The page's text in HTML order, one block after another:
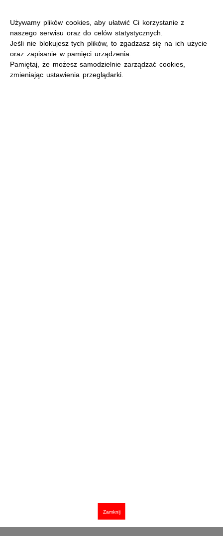
Zamknij
Używamy plików cookies, aby ułatwić Ci korzystanie z
naszego serwisu oraz do celów statystycznych.
Jeśli nie blokujesz tych plików, to zgadzasz się na ich użycie
oraz zapisanie w pamięci urządzenia.
Pamiętaj, że możesz samodzielnie zarządzać cookies,
zmieniając ustawienia przeglądarki.
MENU